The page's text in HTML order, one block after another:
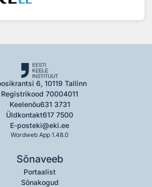
6, 10119 Tallinn
Registrikood 70004011
Keelenõu631 3731
Üldkontakt617 7500
E-posteki@eki.ee
Wordweb App 1.48.0
Sõnaveeb
Portaalist
Sõnakogud